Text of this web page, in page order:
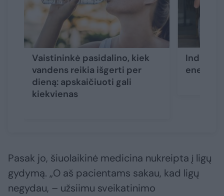
Vaistininkė pasidalino, kiek
vandens reikia išgerti per
dieną: apskaičiuoti gali
kiekvienas
Indrės
Pasak jo, šiuolaikinė medicina nukreipta į ligų
gydymą. „O aš pacientams sakau, kad ligų
negydau, – užsiimu sveikatinimo